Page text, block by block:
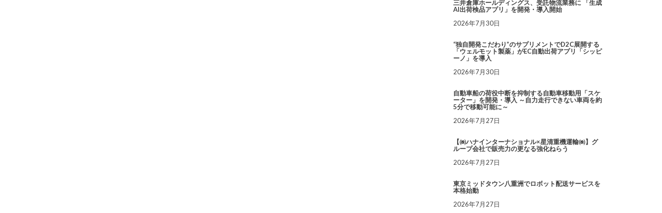
三井倉庫ホールディングス、受託物流業務に 「生成
AI出荷検品アプリ」を開発・導入開始
2026年7月30日
“独自開発こだわり”のサプリメントでD2C展開する
「ウェルモット製薬」がEC自動出荷アプリ「シッピ
ーノ」を導入
2026年7月30日
自動車船の荷役中断を抑制する自動車移動用「スケ
ーター」を開発・導入 ～自力走行できない車両を約
5分で移動可能に～
2026年7月27日
【㈱ハナインターナショナル×星清重機運輸㈱】グ
ループ会社で販売力の更なる強化ねらう
2026年7月27日
東京ミッドタウン八重洲でロボット配送サービスを
本格始動
2026年7月27日